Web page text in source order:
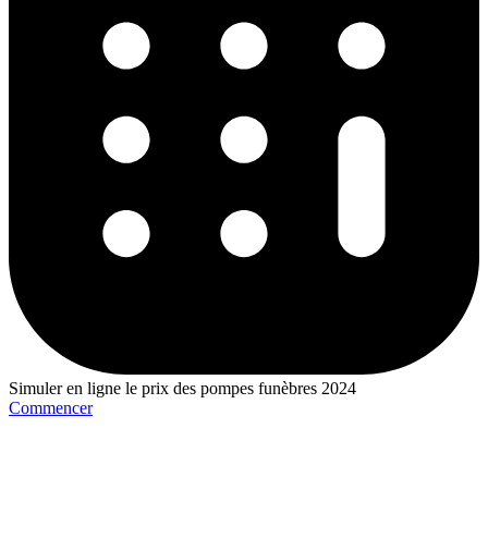
Simuler en ligne le prix des pompes funèbres 2024
Commencer